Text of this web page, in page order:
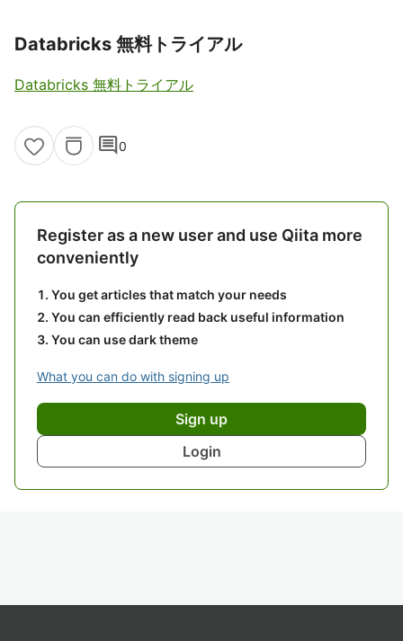
Databricks 無料トライアル
Databricks 無料トライアル
comment0
Register as a new user and use Qiita more
conveniently
You get articles that match your needs
You can efficiently read back useful information
You can use dark theme
What you can do with signing up
Sign up
Login